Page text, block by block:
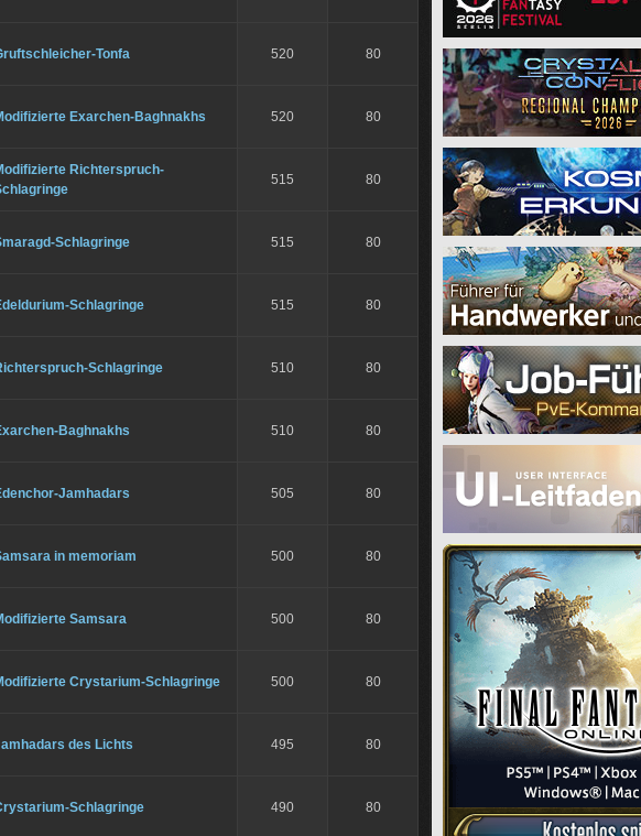
Tonfa 520 80
Exarchen-Baghnakhs 520 80
Richterspruch-
515 80
Schlagringe 515 80
Schlagringe 515 80
Schlagringe 510 80
Baghnakhs 510 80
Jamhadars 505 80
in memoriam 500 80
Samsara 500 80
Crystarium-Schlagringe 500 80
des Lichts 495 80
Schlagringe 490 80